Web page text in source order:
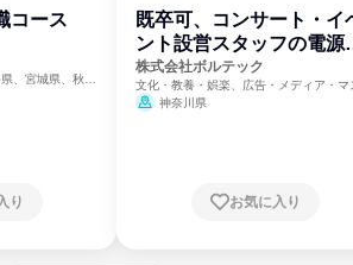
コース
、宮城県、秋田
県、鹿児島県、
り
既卒可、コンサート・イ
ント設営スタッフの電源
門
株式会社ボルテック
文化・教養・娯楽、広告・メディア・マ
ミ、電力・ガス・水道・エネルギー
神奈川県
お気に入り